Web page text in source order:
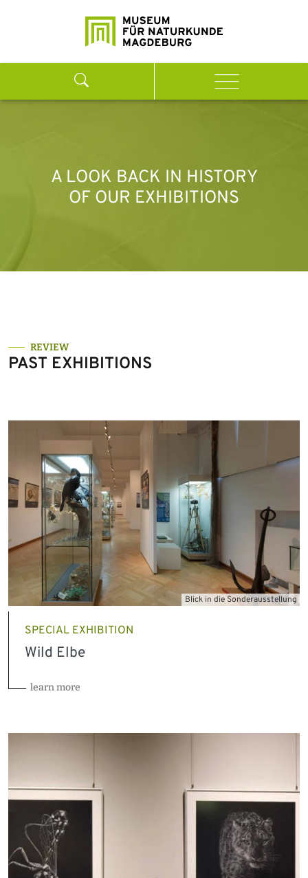
Menu
A LOOK BACK IN HISTORY
OF OUR EXHIBITIONS
REVIEW
PAST EXHIBITIONS
Blick in die Sonderausstellung
SPECIAL EXHIBITION
Wild Elbe
learn more